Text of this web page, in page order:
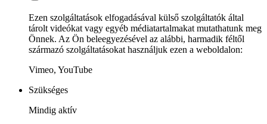
Ezen szolgáltatások elfogadásával külső szolgáltatók által
tárolt videókat vagy egyéb médiatartalmakat mutathatunk meg
Önnek. Az Ön beleegyezésével az alábbi, harmadik féltől
származó szolgáltatásokat használjuk ezen a weboldalon:
Vimeo, YouTube
Szükséges
Mindig aktív